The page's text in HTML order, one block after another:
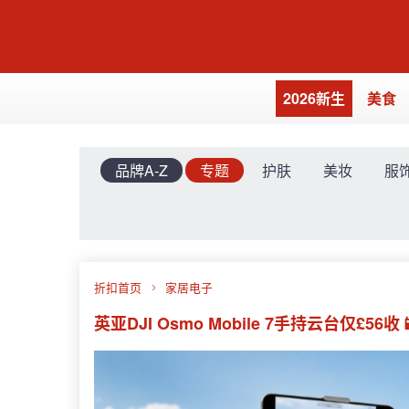
2026新生 美食
品牌A-Z 专题 护肤 美妆 服
折扣首页 家居电子
英亚DJI Osmo Mobile 7手持云台仅£56收